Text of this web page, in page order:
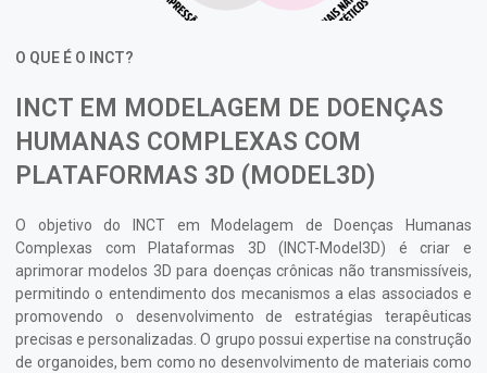
O QUE É O INCT?
INCT EM MODELAGEM DE DOENÇAS
HUMANAS COMPLEXAS COM
PLATAFORMAS 3D (MODEL3D)
O objetivo do INCT em Modelagem de Doenças Humanas
Complexas com Plataformas 3D (INCT-Model3D) é criar e
aprimorar modelos 3D para doenças crônicas não transmissíveis,
permitindo o entendimento dos mecanismos a elas associados e
promovendo o desenvolvimento de estratégias terapêuticas
precisas e personalizadas. O grupo possui expertise na construção
de organoides, bem como no desenvolvimento de materiais como